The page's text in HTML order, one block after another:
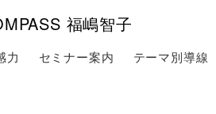
福嶋智子
力 セミナー案内 テーマ別導線